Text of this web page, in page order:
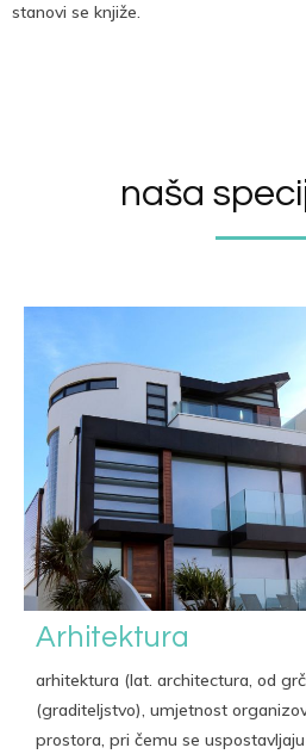
stanovi se knjiže.
naša
Arhitektura
arhitektura (lat. architectura, od grč.
(graditeljstvo), umjetnost
prostora, pri čemu se